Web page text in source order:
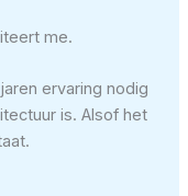
me.
ervaring nodig
is. Alsof het